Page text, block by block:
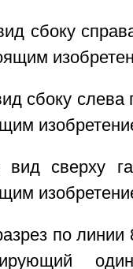
сбоку
сбоку слева
сверху
по линии